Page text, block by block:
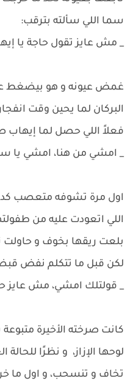
سما اللي سألته بترقب:
_ مش عايز تقول حاجة يا
غمض عيونه و هو بيضغط
البركان لما يحين وقت
فعلاً اللي حصل لما إيهاب
_ امشي من هنا، امشي يا
اول مرة تشوفه متعصب
اللي اتعودت عليه من
بلعت ريقها بخوف و حاولت
لكن قبل ما تتكلم نفض
_ قولتلك امشي، مش عايز
كانت صرخته الأخيرة
لوحها الإزاز، و نظرًا
تخاف و تنسحب، و اول ما